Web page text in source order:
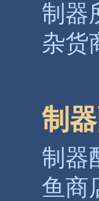
制器
杂货
制
制器
鱼商